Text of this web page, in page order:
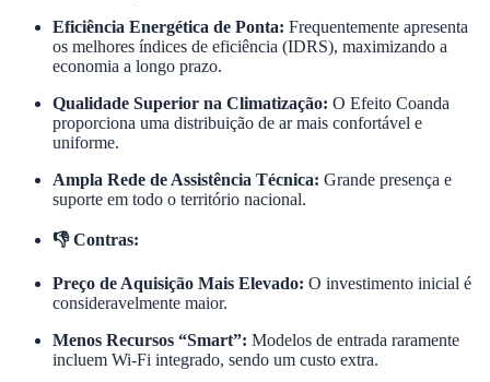
Eficiência Energética de Ponta: Frequentemente apresenta
os melhores índices de eficiência (IDRS), maximizando a
economia a longo prazo.
Qualidade Superior na Climatização: O Efeito Coanda
proporciona uma distribuição de ar mais confortável e
uniforme.
Ampla Rede de Assistência Técnica: Grande presença e
suporte em todo o território nacional.
👎 Contras:
Preço de Aquisição Mais Elevado: O investimento inicial é
consideravelmente maior.
Menos Recursos “Smart”: Modelos de entrada raramente
incluem Wi-Fi integrado, sendo um custo extra.